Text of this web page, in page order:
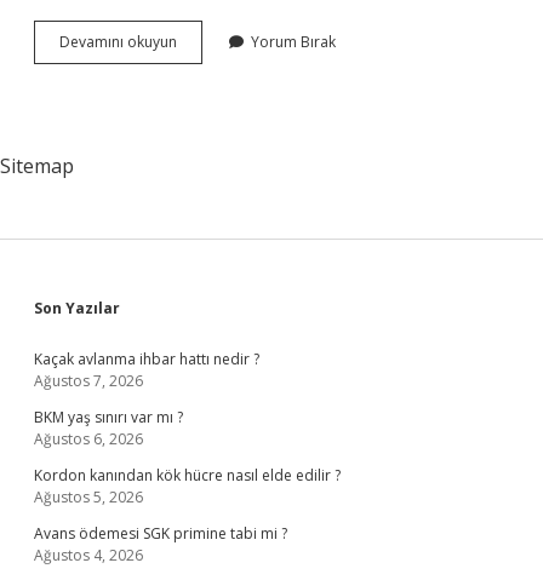
Devamını okuyun
Planı
Yorum Bırak
Sitemap
Sidebar
Son Yazılar
Kaçak avlanma ihbar hattı nedir ?
Ağustos 7, 2026
BKM yaş sınırı var mı ?
Ağustos 6, 2026
Kordon kanından kök hücre nasıl elde edilir ?
Ağustos 5, 2026
Avans ödemesi SGK primine tabi mi ?
Ağustos 4, 2026